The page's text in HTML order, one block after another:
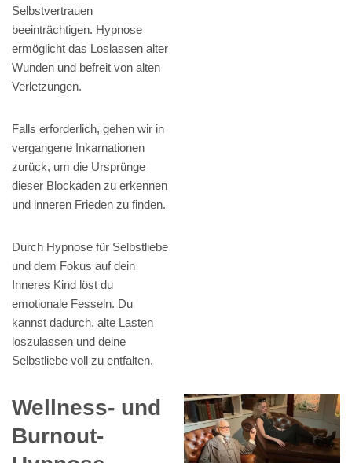
Selbstvertrauen
beeinträchtigen. Hypnose
ermöglicht das Loslassen alter
Wunden und befreit von alten
Verletzungen.
Falls erforderlich, gehen wir in
vergangene Inkarnationen
zurück, um die Ursprünge
dieser Blockaden zu erkennen
und inneren Frieden zu finden.
Durch Hypnose für Selbstliebe
und dem Fokus auf dein
Inneres Kind löst du
emotionale Fesseln. Du
kannst dadurch, alte Lasten
loszulassen und deine
Selbstliebe voll zu entfalten.
Wellness- und
Burnout-